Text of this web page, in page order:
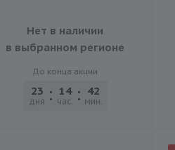
Нет в наличии
в выбранном регионе
До конца акции
23
дня
14
час.
42
мин.